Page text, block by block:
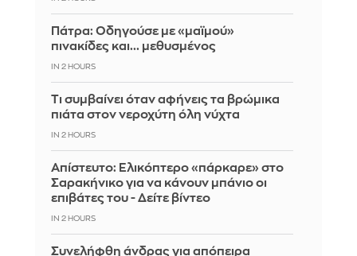
Πάτρα: Οδηγούσε με «μαϊμού»
πινακίδες και... μεθυσμένος
IN 2 HOURS
Τι συμβαίνει όταν αφήνεις τα βρώμικα
πιάτα στον νεροχύτη όλη νύχτα
IN 2 HOURS
Απίστευτο: Ελικόπτερο «πάρκαρε» στο
Σαρακήνικο για να κάνουν μπάνιο οι
επιβάτες του - Δείτε βίντεο
IN 2 HOURS
Συνελήφθη άνδρας για απόπειρα